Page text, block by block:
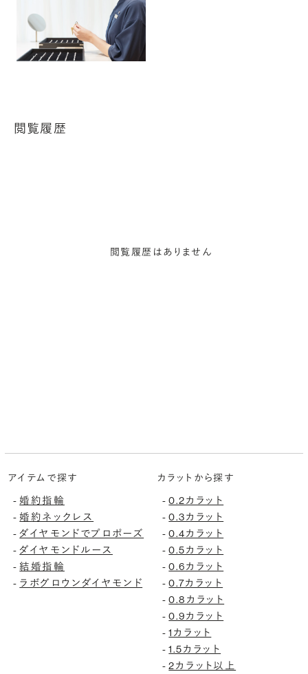
閲覧履歴
閲覧履歴はありません
アイテムで探す
-婚約指輪
-婚約ネックレス
-ダイヤモンドでプロポーズ
-ダイヤモンドルース
-結婚指輪
- ラボグロウンダイヤモンド
カラットから探す
-0.2カラット
-0.3カラット
-0.4カラット
-0.5カラット
-0.6カラット
-0.7カラット
-0.8カラット
-0.9カラット
-1カラット
-1.5カラット
-2カラット以上